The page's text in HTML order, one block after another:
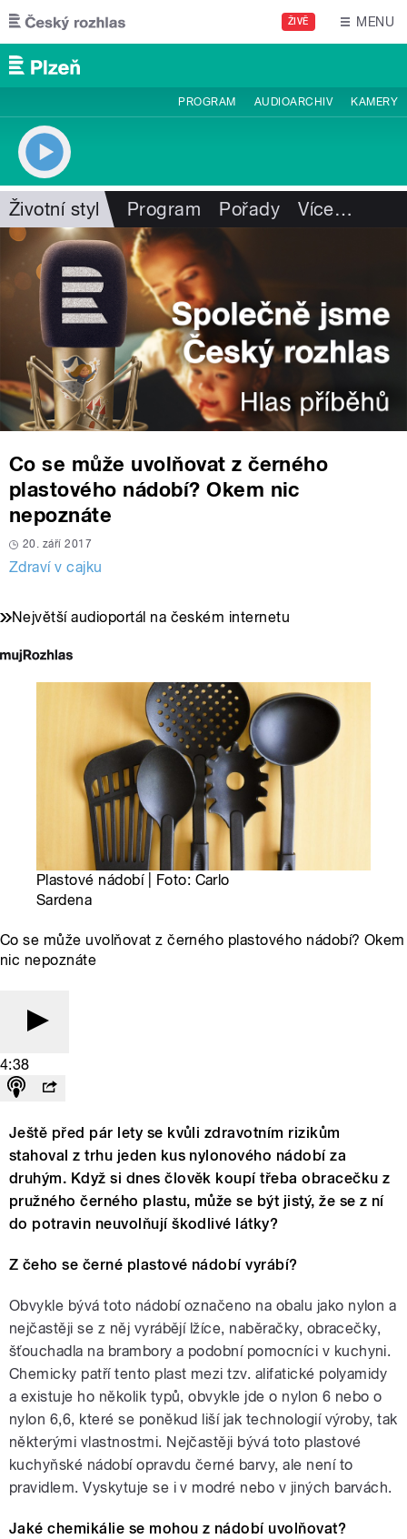
Přejít k hlavnímu obsahu
ŽIVĚ MENU
PROGRAM AUDIOARCHIV KAMERY
Životní styl Program Pořady Více…
Co se může uvolňovat z černého
plastového nádobí? Okem nic
nepoznáte
20. září 2017
Zdraví v cajku
Největší audioportál na českém internetu
Plastové nádobí | Foto: Carlo
Sardena
Co se může uvolňovat z černého plastového nádobí? Okem
nic nepoznáte
4:38
Ještě před pár lety se kvůli zdravotním rizikům
stahoval z trhu jeden kus nylonového nádobí za
druhým. Když si dnes člověk koupí třeba obracečku z
pružného černého plastu, může se být jistý, že se z ní
do potravin neuvolňují škodlivé látky?
Z čeho se černé plastové nádobí vyrábí?
Obvykle bývá toto nádobí označeno na obalu jako nylon a
nejčastěji se z něj vyrábějí lžíce, naběračky, obracečky,
šťouchadla na brambory a podobní pomocníci v kuchyni.
Chemicky patří tento plast mezi tzv. alifatické polyamidy
a existuje ho několik typů, obvykle jde o nylon 6 nebo o
nylon 6,6, které se poněkud liší jak technologií výroby, tak
některými vlastnostmi. Nejčastěji bývá toto plastové
kuchyňské nádobí opravdu černé barvy, ale není to
pravidlem. Vyskytuje se i v modré nebo v jiných barvách.
Jaké chemikálie se mohou z nádobí uvolňovat?